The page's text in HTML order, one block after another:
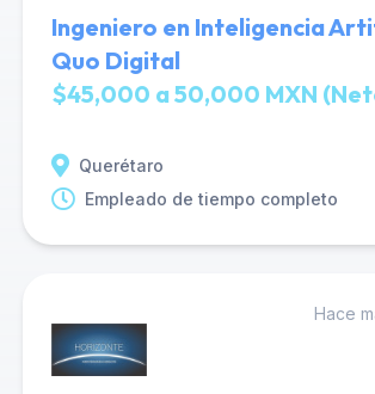
Ingeniero en Inteligencia
Quo Digital
$45,000 a 50,000 MXN
Querétaro
Empleado de tiempo completo
Hace